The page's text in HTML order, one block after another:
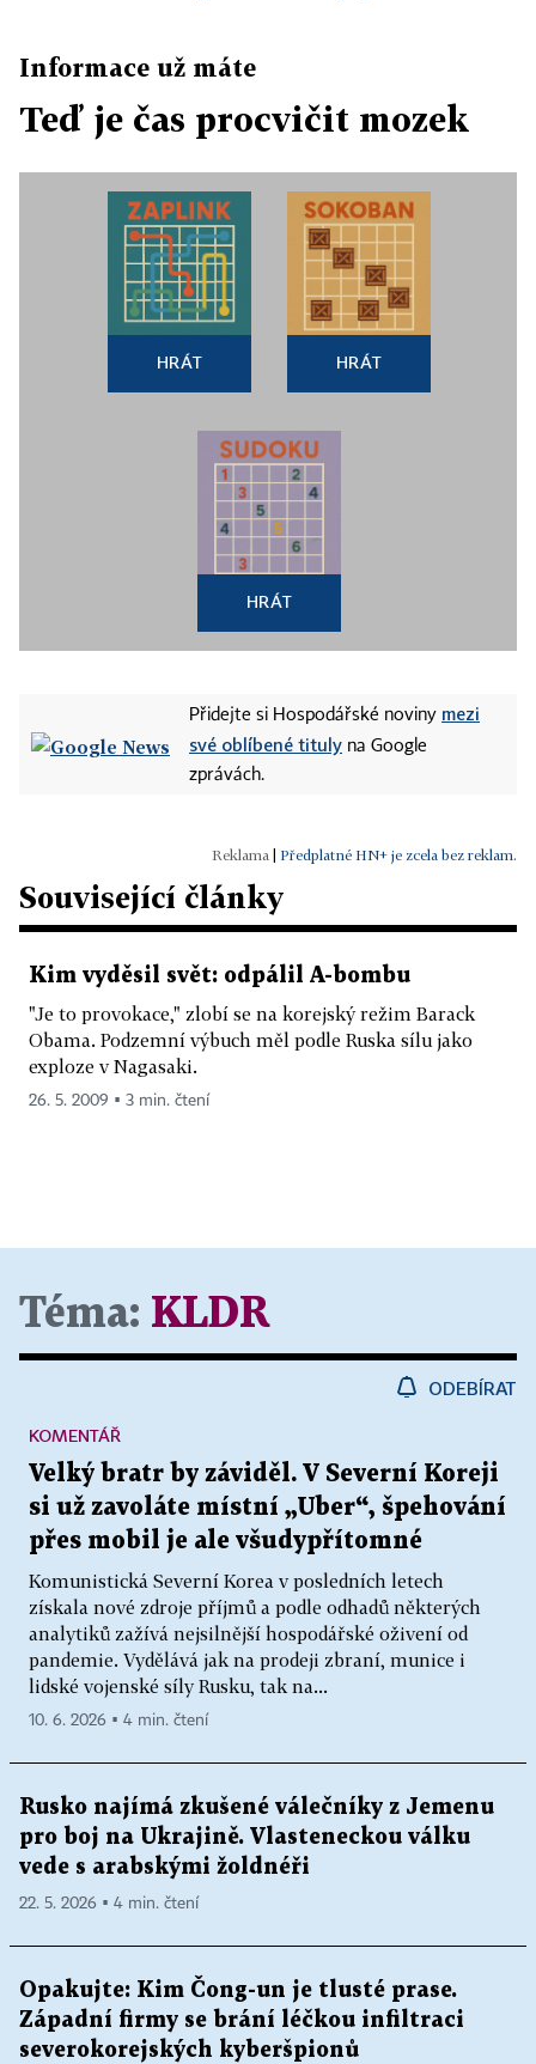
Informace už máte
Teď je čas procvičit mozek
HRÁT HRÁT
HRÁT
Přidejte si Hospodářské noviny mezi
své oblíbené tituly na Google
zprávách.
Předplatné HN+ je zcela bez reklam.
Související články
Kim vyděsil svět: odpálil A-bombu
"Je to provokace," zlobí se na korejský režim Barack
Obama. Podzemní výbuch měl podle Ruska sílu jako
exploze v Nagasaki.
26. 5. 2009 ▪ 3 min. čtení
Téma: KLDR
ODEBÍRAT
Velký bratr by záviděl. V Severní Koreji
si už zavoláte místní „Uber“, špehování
přes mobil je ale všudypřítomné
Komunistická Severní Korea v posledních letech
získala nové zdroje příjmů a podle odhadů některých
analytiků zažívá nejsilnější hospodářské oživení od
pandemie. Vydělává jak na prodeji zbraní, munice i
lidské vojenské síly Rusku, tak na...
KOMENTÁŘ
10. 6. 2026 ▪ 4 min. čtení
Rusko najímá zkušené válečníky z Jemenu
pro boj na Ukrajině. Vlasteneckou válku
vede s arabskými žoldnéři
22. 5. 2026 ▪ 4 min. čtení
Opakujte: Kim Čong-un je tlusté prase.
Západní firmy se brání léčkou infiltraci
severokorejských kyberšpionů